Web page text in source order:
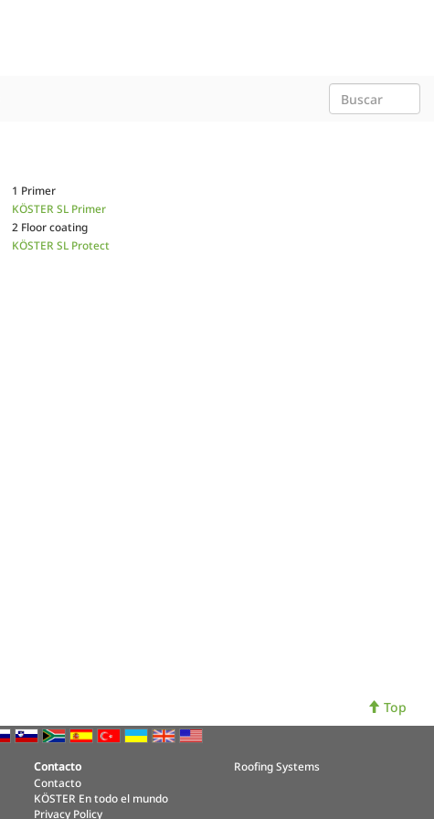
1 Primer
KÖSTER SL Primer
2 Floor coating
KÖSTER SL Protect
Top
Contacto
Contacto
KÖSTER En todo el mundo
Privacy Policy
Roofing Systems